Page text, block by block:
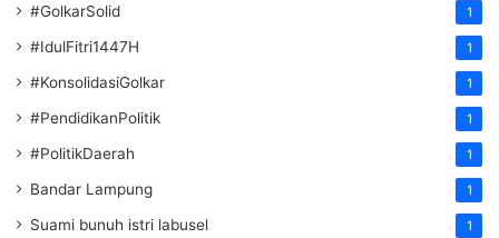
#GolkarSolid 1
#IdulFitri1447H 1
#KonsolidasiGolkar 1
#PendidikanPolitik 1
#PolitikDaerah 1
Bandar Lampung 1
Suami bunuh istri labusel 1